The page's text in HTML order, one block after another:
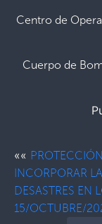
Centro de
Cuerpo de
««
INCORPORAR
DESASTRES EN
15/OCTUBRE/